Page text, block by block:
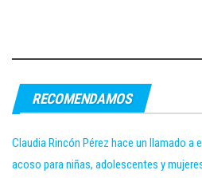
RECOMENDAMOS
Claudia Rincón Pérez hace un llamado a
acoso para niñas, adolescentes y